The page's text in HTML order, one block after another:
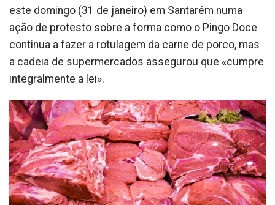
este domingo (31 de janeiro) em Santarém numa
ação de protesto sobre a forma como o Pingo Doce
continua a fazer a rotulagem da carne de porco, mas
a cadeia de supermercados assegurou que «cumpre
integralmente a lei».